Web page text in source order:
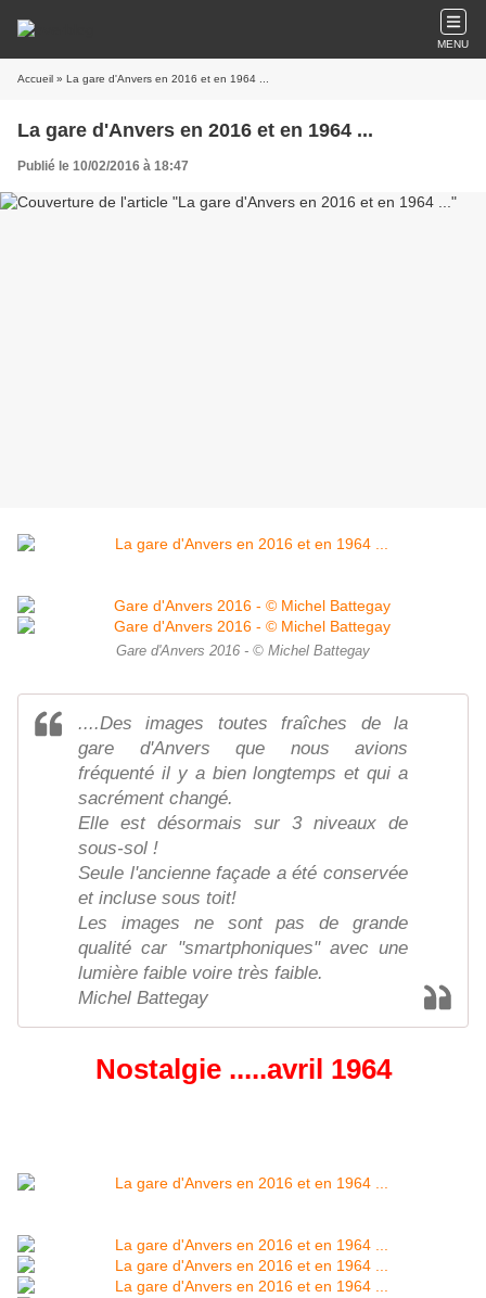
MENU
Accueil » La gare d'Anvers en 2016 et en 1964 ...
La gare d'Anvers en 2016 et en 1964 ...
Publié le 10/02/2016 à 18:47
Gare d'Anvers 2016 - © Michel Battegay
....Des images toutes fraîches de la
gare d'Anvers que nous avions
fréquenté il y a bien longtemps et qui a
sacrément changé.
Elle est désormais sur 3 niveaux de
sous-sol !
Seule l'ancienne façade a été conservée
et incluse sous toit!
Les images ne sont pas de grande
qualité car "smartphoniques" avec une
lumière faible voire très faible.
Michel Battegay
Nostalgie .....avril 1964